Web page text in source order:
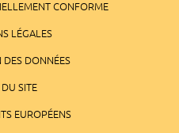
CONFORME
LÉGALES
DES DONNÉES
SITE
EUROPÉENS